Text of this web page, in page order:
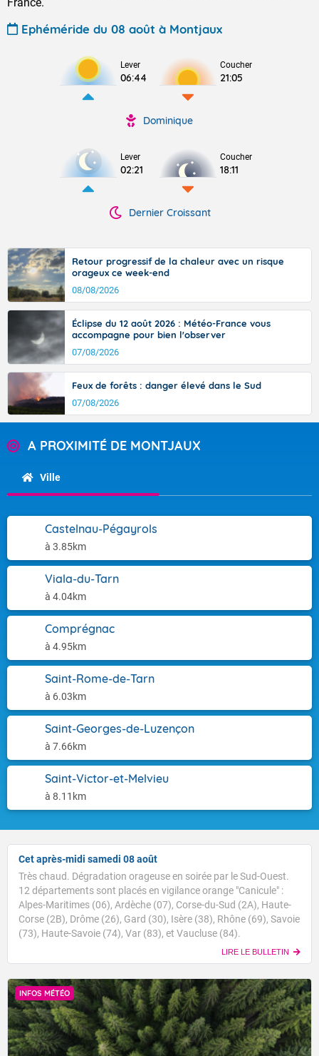
Ephéméride du 08 août à Montjaux
Lever
06:44
Coucher
21:05
Dominique
Lever
02:21
Coucher
18:11
Dernier Croissant
Retour progressif de la chaleur avec un risque
orageux ce week-end
08/08/2026
Éclipse du 12 août 2026 : Météo-France vous
accompagne pour bien l'observer
07/08/2026
Feux de forêts : danger élevé dans le Sud
07/08/2026
A PROXIMITÉ DE MONTJAUX
Ville
Castelnau-Pégayrols
à 3.85km
Viala-du-Tarn
à 4.04km
Comprégnac
à 4.95km
Saint-Rome-de-Tarn
à 6.03km
Saint-Georges-de-Luzençon
à 7.66km
Saint-Victor-et-Melvieu
à 8.11km
Cet après-midi samedi 08 août
Très chaud. Dégradation orageuse en soirée par le Sud-Ouest.
12 départements sont placés en vigilance orange "Canicule" :
Alpes-Maritimes (06), Ardèche (07), Corse-du-Sud (2A), Haute-
Corse (2B), Drôme (26), Gard (30), Isère (38), Rhône (69), Savoie
(73), Haute-Savoie (74), Var (83), et Vaucluse (84).
LIRE LE BULLETIN
INFOS MÉTÉO